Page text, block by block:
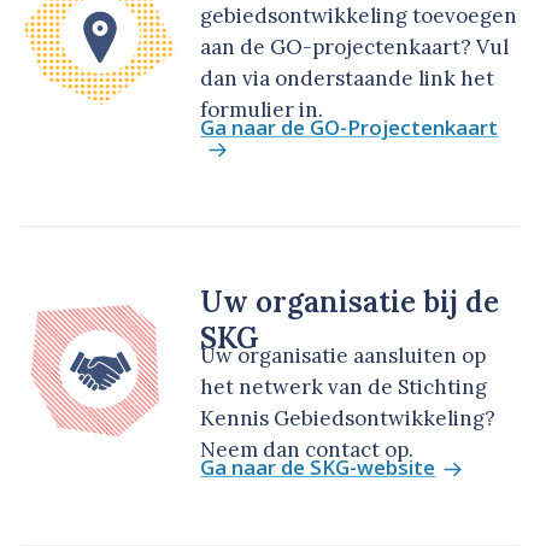
gebiedsontwikkeling toevoegen
aan de GO-projectenkaart? Vul
dan via onderstaande link het
formulier in.
Ga naar de GO-Projectenkaart
Uw organisatie bij de
SKG
Uw organisatie aansluiten op
het netwerk van de Stichting
Kennis Gebiedsontwikkeling?
Neem dan contact op.
Ga naar de SKG-website